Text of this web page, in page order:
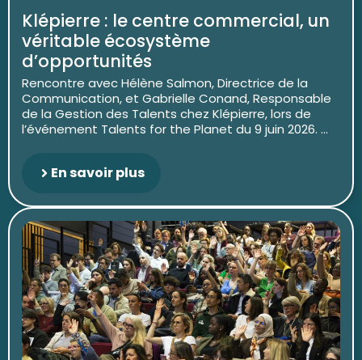
Klépierre : le centre commercial, un
véritable écosystème
d’opportunités
Rencontre avec Hélène Salmon, Directrice de la
Communication, et Gabrielle Conand, Responsable
de la Gestion des Talents chez Klépierre, lors de
l’événement Talents for the Planet du 9 juin 2026. ...
En savoir plus